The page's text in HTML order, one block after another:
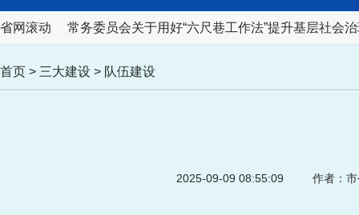
省网滚动
代表大会常务委员会关于用好“六尺巷工作法”提升基层社会治
首页 > 三大建设 > 队伍建设
2025-09-09 08:55:09 作者：